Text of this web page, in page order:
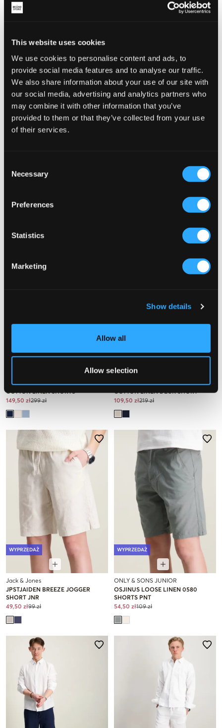
This website uses cookies
We use cookies to personalise content and ads, to
provide social media features and to analyse our traffic.
We also share information about your use of our site with
our social media, advertising and analytics partners who
may combine it with other information that you’ve
provided to them or that they’ve collected from your use
of their services.
Selection
Necessary
Preferences
Statistics
Marketing
Show details
Allow all
Allow selection
LMTD
WYPRZEDAŻ
GANT
COTTON LINEN SHORTS
149,50 zł299 zł
WYPRZEDAŻ
U.S. Polo Assn.
COTTON LINEN DECK SHORT
109,50 zł219 zł
WYPRZEDAŻ
Jack & Jones
JPSTJAIDEN BREEZE JOGGER
SHORT JNR
49,50 zł99 zł
WYPRZEDAŻ
ONLY & SONS JUNIOR
OSJINUS LOOSE LINEN 0580
SHORTS PNT
54,50 zł109 zł